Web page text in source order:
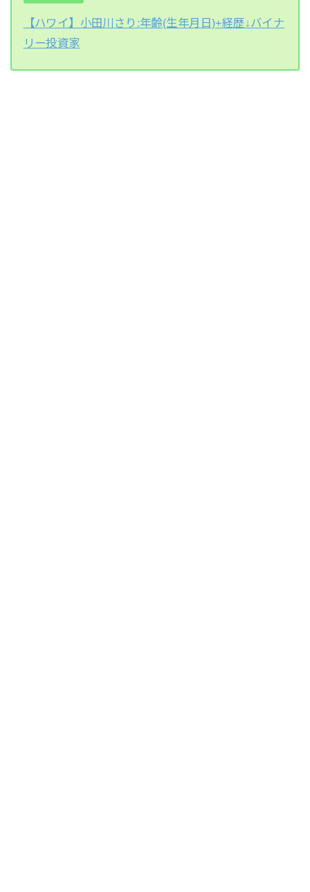
【ハワイ】小田川さり:年齢(生年月日)+経歴↓バイナ
リー投資家